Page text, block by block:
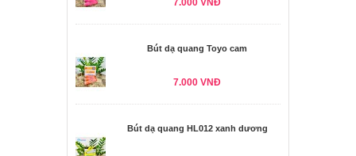
7.000 VNĐ
Bút dạ quang Toyo cam
7.000 VNĐ
Bút dạ quang HL012 xanh dương